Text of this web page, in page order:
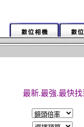
最新.最強.最快